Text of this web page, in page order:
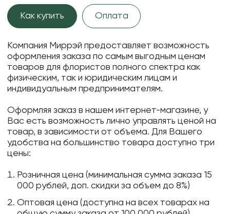
Как купить Оплата
Компания Миррэй предоставляет возможность
оформления заказа по самым выгодным ценам
товаров для флористов полного спектра как
физическим, так и юридическим лицам и
индивидуальным предпринимателям.
Оформляя заказ в нашем интернет-магазине, у
Вас есть возможность лично управлять ценой на
товар, в зависимости от объема. Для Вашего
удобства на большинство товара доступно три
цены:
Розничная цена (минимальная сумма заказа 15
000 рублей, доп. скидки за объем до 8%)
Оптовая цена (доступна на всех товарах на